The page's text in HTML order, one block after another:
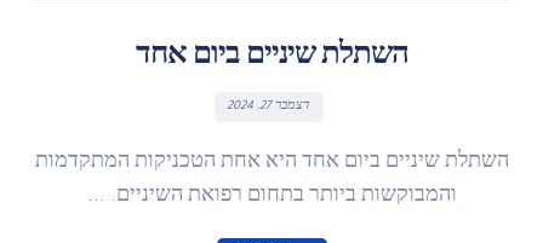
השתלת שיניים ביום אחד
דצמבר 27, 2024
השתלת שיניים ביום אחד היא אחת הטכניקות המתקדמות
והמבוקשות ביותר בתחום רפואת השיניים. ...